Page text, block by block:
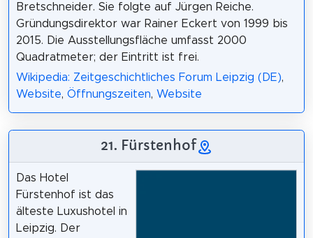
Bretschneider. Sie folgte auf Jürgen Reiche.
Gründungsdirektor war Rainer Eckert von 1999 bis
2015. Die Ausstellungsfläche umfasst 2000
Quadratmeter; der Eintritt ist frei.
Wikipedia: Zeitgeschichtliches Forum Leipzig (DE),
Website, Öffnungszeiten, Website
21. Fürstenhof
Das Hotel
Fürstenhof ist das
älteste Luxushotel in
Leipzig. Der